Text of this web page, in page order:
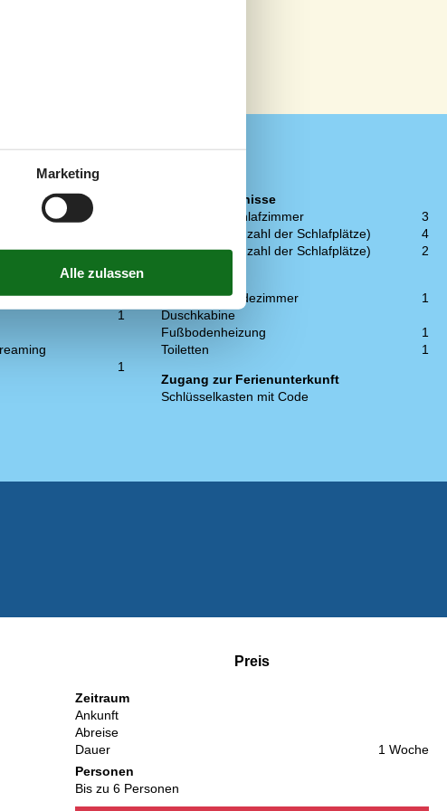
1
1
1
1
Schlafverhältnisse
Anzahl der Schlafzimmer
3
Doppelbett (Anzahl der Schlafplätze)
4
Etagenbett (Anzahl der Schlafplätze)
2
Anzahl der Badezimmer
1
Duschkabine
Fußbodenheizung
1
Toiletten
1
Zugang zur Ferienunterkunft
Schlüsselkasten mit Code
Preis
Zeitraum
Ankunft
Abreise
Dauer
1 Woche
Personen
Bis zu 6 Personen
Marketing